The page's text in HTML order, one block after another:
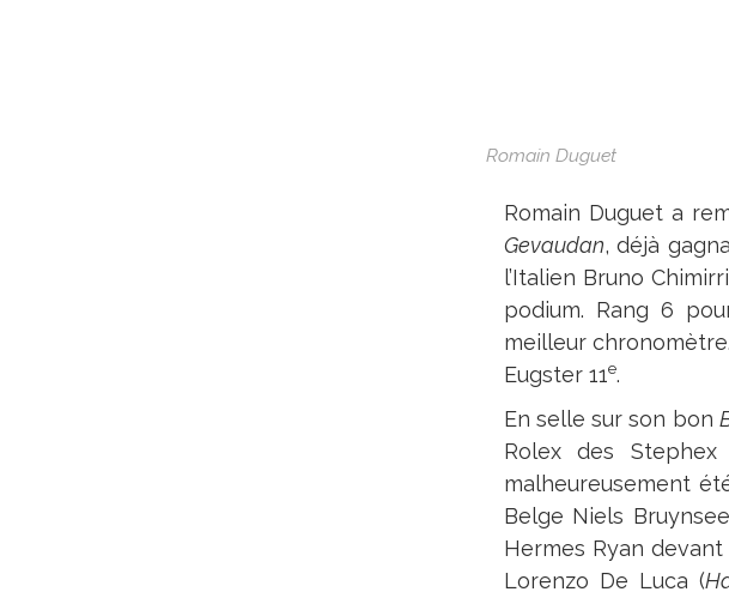
Romain Duguet
Romain Duguet a
Gevaudan, déjà
l’Italien Bruno
podium. Rang 6
meilleur
Eugster 11e.
En selle sur son bon
Rolex des Stephex
malheureusement
Belge Niels
Hermes Ryan
Lorenzo De Luca (